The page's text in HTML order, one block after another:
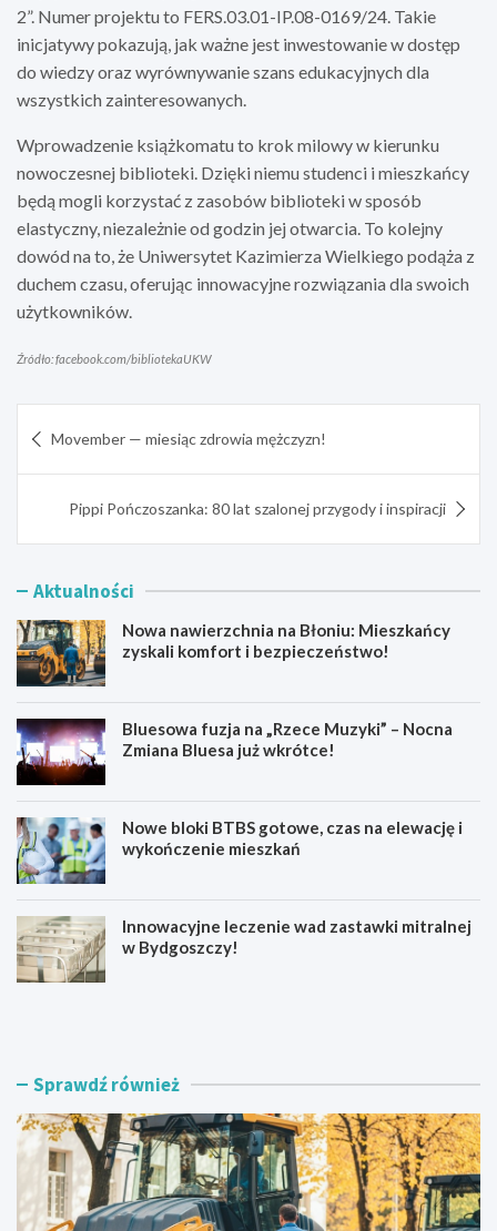
2”. Numer projektu to FERS.03.01-IP.08-0169/24. Takie
inicjatywy pokazują, jak ważne jest inwestowanie w dostęp
do wiedzy oraz wyrównywanie szans edukacyjnych dla
wszystkich zainteresowanych.
Wprowadzenie książkomatu to krok milowy w kierunku
nowoczesnej biblioteki. Dzięki niemu studenci i mieszkańcy
będą mogli korzystać z zasobów biblioteki w sposób
elastyczny, niezależnie od godzin jej otwarcia. To kolejny
dowód na to, że Uniwersytet Kazimierza Wielkiego podąża z
duchem czasu, oferując innowacyjne rozwiązania dla swoich
użytkowników.
Źródło: facebook.com/bibliotekaUKW
wpisu
Movember — miesiąc zdrowia mężczyzn!
Pippi Pończoszanka: 80 lat szalonej przygody i inspiracji
Aktualności
Nowa nawierzchnia na Błoniu: Mieszkańcy
zyskali komfort i bezpieczeństwo!
Bluesowa fuzja na „Rzece Muzyki” – Nocna
Zmiana Bluesa już wkrótce!
Nowe bloki BTBS gotowe, czas na elewację i
wykończenie mieszkań
Innowacyjne leczenie wad zastawki mitralnej
w Bydgoszczy!
N
a
i
e
c
B
o
a
j
Sprawdź również